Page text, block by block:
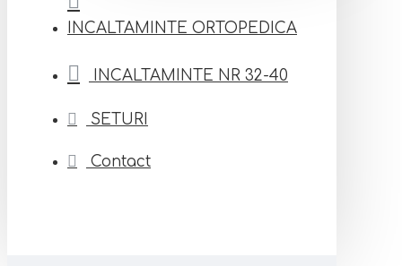
INCALTAMINTE ORTOPEDICA
INCALTAMINTE NR 32-40
SETURI
Contact